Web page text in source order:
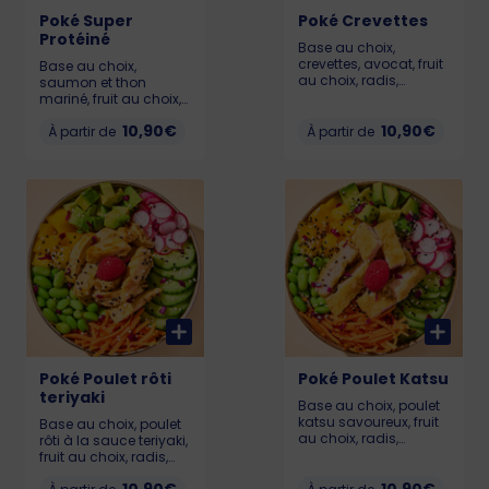
poisson, gluten,
sulfites
Poké Super
Protéiné
Base au choix,
saumon et thon
mariné, fruit au choix,
concombre, chou
sésame et framboise.
Pour que votre poké
reste frais et
savoureux, il doit être
consommé dans
l’heure suivant l’achat.
LIL : 395 kcal / MEDIUM
: 610 kcal / BIG : 813
kcal Allergènes :
poisson, soja, gluten,
sésame et sulfites
À partir de 10,90€
Poké Crevettes
Base au choix,
crevettes, avocat, fruit
au choix, radis,
edamame, graines de
sésame et framboise.
calorique Pour que
votre poké reste frais et
savoureux, il doit être
consommé dans
l’heure suivant l’achat.
(Crevettes labellisées
ASC) LIL: 362 kcal /
MEDIUM : 521 kcal / BIG
: 729 kcal Allergènes :
gluten, crustacés,
soja, sésame et
sulfites
À partir de 10,90€
Poké Poulet rôti
teriyaki
Base au choix, poulet
rôti à la sauce teriyaki,
fruit au choix, radis,
Poké Poulet Katsu
Base au choix, poulet
katsu savoureux, fruit
au choix, radis,